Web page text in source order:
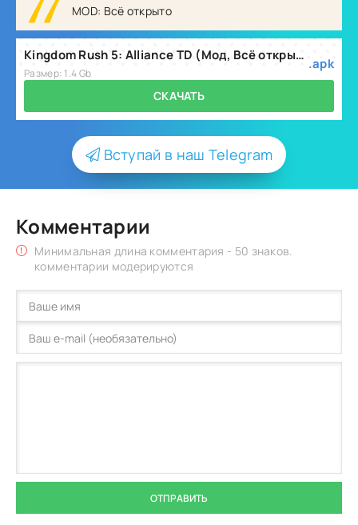
MOD: Всё открыто
Kingdom Rush 5: Alliance TD (Мод, Всё открыто) v7.00.62
Размер: 1.4 Gb
.apk
СКАЧАТЬ
Вступай в наш Telegram
Комментарии
Минимальная длина комментария - 50 знаков.
комментарии модерируются
ОТПРАВИТЬ